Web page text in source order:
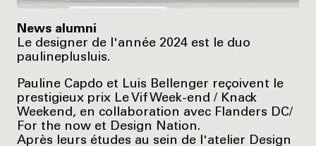
News alumni
Le designer de l'année 2024 est le duo
paulineplusluis.
Pauline Capdo et Luis Bellenger reçoivent le
prestigieux prix Le Vif Week-end / Knack
Weekend, en collaboration avec Flanders DC/
For the now et Design Nation.
Après leurs études au sein de l'atelier Design